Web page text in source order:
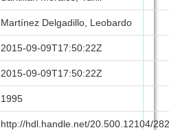
Martínez Delgadillo, Leobardo
2015-09-09T17:50:22Z
2015-09-09T17:50:22Z
1995
http://hdl.handle.net/20.500.12104/